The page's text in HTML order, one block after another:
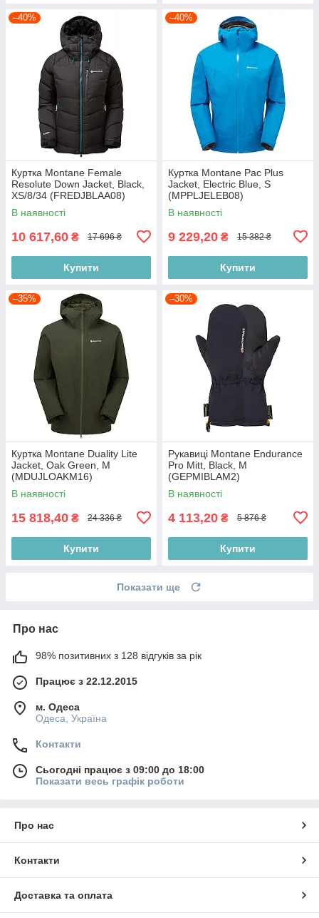
–40%
Куртка Montane Female
Resolute Down Jacket, Black,
XS/8/34 (FREDJBLAA08)
В наявності
10 617,60 ₴ 17 696 ₴
Купити
–40%
Куртка Montane Pac Plus
Jacket, Electric Blue, S
(MPPLJELEB08)
В наявності
9 229,20 ₴ 15 382 ₴
Купити
–35%
Куртка Montane Duality Lite
Jacket, Oak Green, M
(MDUJLOAKM16)
В наявності
15 818,40 ₴ 24 336 ₴
Купити
–30%
Рукавиці Montane Endurance
Pro Mitt, Black, M
(GEPMIBLAM2)
В наявності
4 113,20 ₴ 5 876 ₴
Купити
Показати ще
Про нас
98% позитивних з 128 відгуків за рік
Працює з 22.12.2015
м. Одеса
Одеса, Україна
Контакти
Сьогодні працює з 09:00 до 18:00
Показати весь графік роботи
Про нас
Контакти
Доставка та оплата